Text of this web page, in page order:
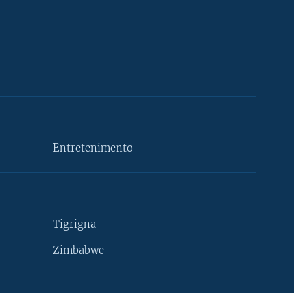
Entretenimento
Tigrigna
Zimbabwe